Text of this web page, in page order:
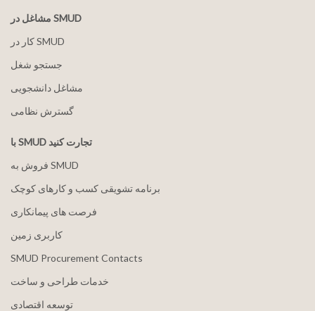
مشاغل در SMUD
کار در SMUD
جستجو شغل
مشاغل دانشجویی
گسترش نظامی
با SMUD تجارت کنید
فروش به SMUD
برنامه تشویقی کسب و کارهای کوچک
فرصت های پیمانکاری
کاربری زمین
SMUD Procurement Contacts
خدمات طراحی و ساخت
توسعه اقتصادی